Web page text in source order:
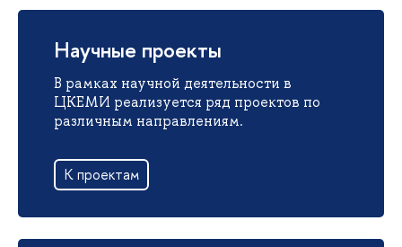
Научные проекты
В рамках научной деятельности в
ЦКЕМИ реализуется ряд проектов по
различным направлениям.
К проектам